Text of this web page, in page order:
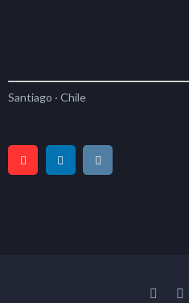
Santiago · Chile